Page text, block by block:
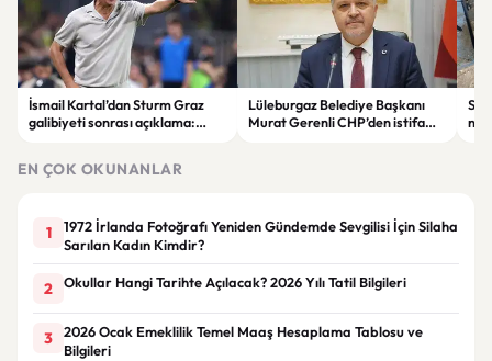
İsmail Kartal’dan Sturm Graz
galibiyeti sonrası açıklama:
Lüleburgaz Belediye Başkanı
Murat Gerenli CHP’den istifa
EN ÇOK OKUNANLAR
1
1972 İrlanda Fotoğrafı Yeniden Gündemde Sevgilisi İçin Silaha
Sarılan Kadın Kimdir?
2 Okullar Hangi Tarihte Açılacak? 2026 Yılı Tatil Bilgileri
3
2026 Ocak Emeklilik Temel Maaş Hesaplama Tablosu ve
Bilgileri